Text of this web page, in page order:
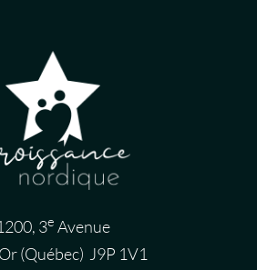
3e Avenue
(Québec) J9P 1V1